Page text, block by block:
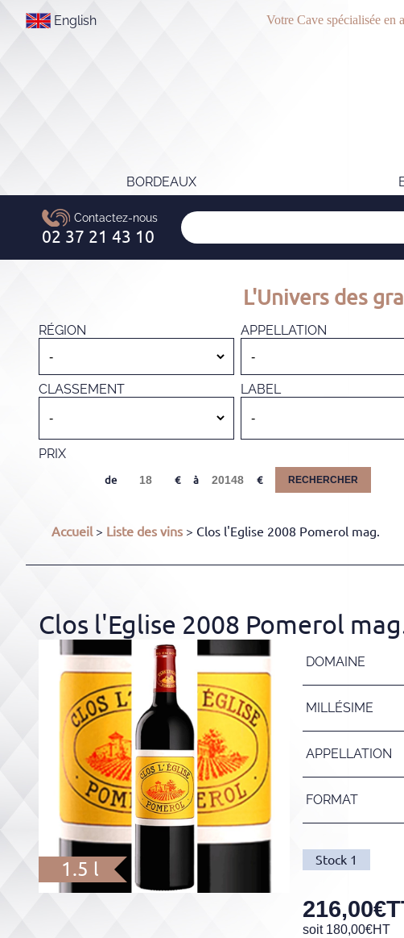
English Votre Cave spécialisée en
BORDEAUX
L'Univers des
RÉGION APPELLATION
CLASSEMENT LABEL
PRIX
de à RECHERCHER
Accueil> Liste des vins > Clos l'Eglise 2008 Pomerol mag.
Clos l'Eglise 2008 Pomerol
1.5 l
DOMAINE
MILLÉSIME
APPELLATION
FORMAT
Stock 1
216,00€
soit 180,00€HT